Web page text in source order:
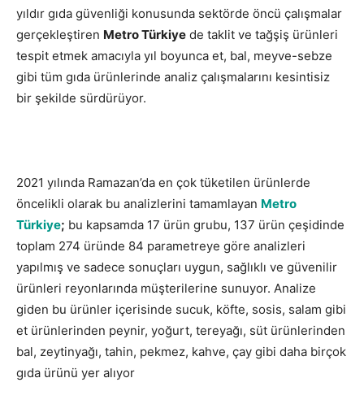
yıldır gıda güvenliği konusunda sektörde öncü çalışmalar
gerçekleştiren Metro Türkiye de taklit ve tağşiş ürünleri
tespit etmek amacıyla yıl boyunca et, bal, meyve-sebze
gibi tüm gıda ürünlerinde analiz çalışmalarını kesintisiz
bir şekilde sürdürüyor.
2021 yılında Ramazan’da en çok tüketilen ürünlerde
öncelikli olarak bu analizlerini tamamlayan Metro
Türkiye; bu kapsamda 17 ürün grubu, 137 ürün çeşidinde
toplam 274 üründe 84 parametreye göre analizleri
yapılmış ve sadece sonuçları uygun, sağlıklı ve güvenilir
ürünleri reyonlarında müşterilerine sunuyor. Analize
giden bu ürünler içerisinde sucuk, köfte, sosis, salam gibi
et ürünlerinden peynir, yoğurt, tereyağı, süt ürünlerinden
bal, zeytinyağı, tahin, pekmez, kahve, çay gibi daha birçok
gıda ürünü yer alıyor